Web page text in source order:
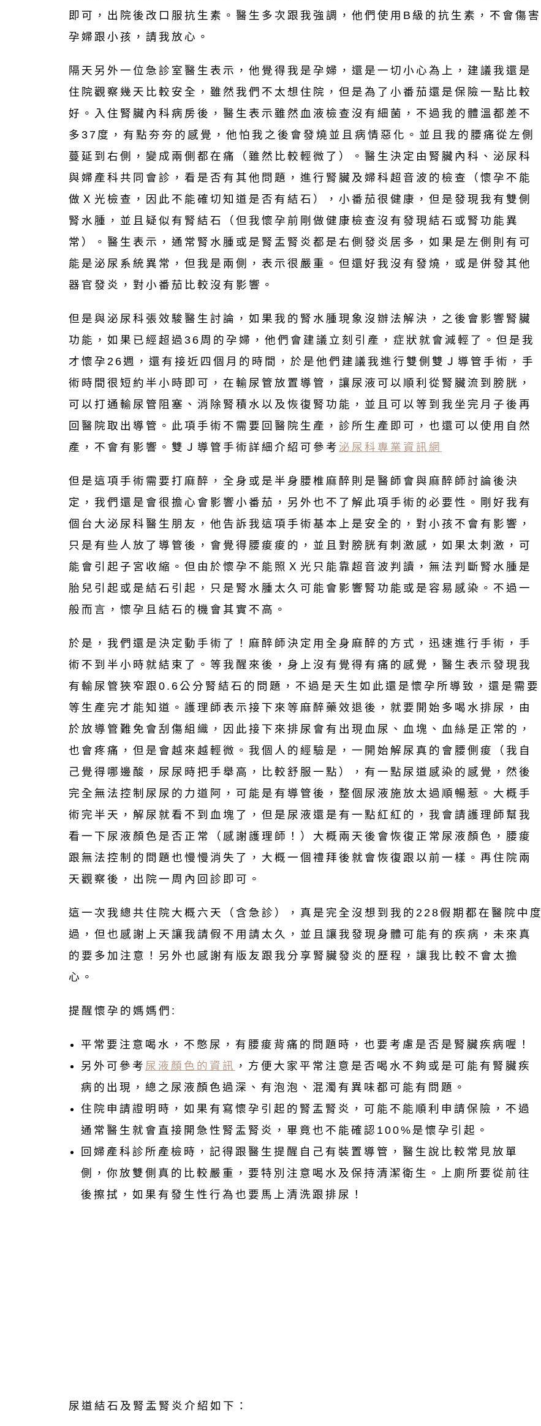
即可，出院後改口服抗生素。醫生多次跟我強調，他們使用B級的抗生素，不會傷害
孕婦跟小孩，請我放心。
隔天另外一位急診室醫生表示，他覺得我是孕婦，還是一切小心為上，建議我還是
住院觀察幾天比較安全，雖然我們不太想住院，但是為了小番茄還是保險一點比較
好。入住腎臟內科病房後，醫生表示雖然血液檢查沒有細菌，不過我的體溫都差不
多37度，有點夯夯的感覺，他怕我之後會發燒並且病情惡化。並且我的腰痛從左側
蔓延到右側，變成兩側都在痛（雖然比較輕微了）。醫生決定由腎臟內科、泌尿科
與婦產科共同會診，看是否有其他問題，進行腎臟及婦科超音波的檢查（懷孕不能
做Ｘ光檢查，因此不能確切知道是否有結石），小番茄很健康，但是發現我有雙側
腎水腫，並且疑似有腎結石（但我懷孕前剛做健康檢查沒有發現結石或腎功能異
常）。醫生表示，通常腎水腫或是腎盂腎炎都是右側發炎居多，如果是左側則有可
能是泌尿系統異常，但我是兩側，表示很嚴重。但還好我沒有發燒，或是併發其他
器官發炎，對小番茄比較沒有影響。
但是與泌尿科張效駿醫生討論，如果我的腎水腫現象沒辦法解決，之後會影響腎臟
功能，如果已經超過36周的孕婦，他們會建議立刻引產，症狀就會減輕了。但是我
才懷孕26週，還有接近四個月的時間，於是他們建議我進行雙側雙Ｊ導管手術，手
術時間很短約半小時即可，在輸尿管放置導管，讓尿液可以順利從腎臟流到膀胱，
可以打通輸尿管阻塞、消除腎積水以及恢復腎功能，並且可以等到我坐完月子後再
回醫院取出導管。此項手術不需要回醫院生產，診所生產即可，也還可以使用自然
產，不會有影響。雙Ｊ導管手術詳細介紹可參考 泌尿科專業資訊網
但是這項手術需要打麻醉，全身或是半身腰椎麻醉則是醫師會與麻醉師討論後決
定，我們還是會很擔心會影響小番茄，另外也不了解此項手術的必要性。剛好我有
個台大泌尿科醫生朋友，他告訴我這項手術基本上是安全的，對小孩不會有影響，
只是有些人放了導管後，會覺得腰痠痠的，並且對膀胱有刺激感，如果太刺激，可
能會引起子宮收縮。但由於懷孕不能照Ｘ光只能靠超音波判讀，無法判斷腎水腫是
胎兒引起或是結石引起，只是腎水腫太久可能會影響腎功能或是容易感染。不過一
般而言，懷孕且結石的機會其實不高。
於是，我們還是決定動手術了！麻醉師決定用全身麻醉的方式，迅速進行手術，手
術不到半小時就結束了。等我醒來後，身上沒有覺得有痛的感覺，醫生表示發現我
有輸尿管狹窄跟0.6公分腎結石的問題，不過是天生如此還是懷孕所導致，還是需要
等生產完才能知道。護理師表示接下來等麻醉藥效退後，就要開始多喝水排尿，由
於放導管難免會刮傷組織，因此接下來排尿會有出現血尿、血塊、血絲是正常的，
也會疼痛，但是會越來越輕微。我個人的經驗是，一開始解尿真的會腰側痠（我自
己覺得哪邊酸，尿尿時把手舉高，比較舒服一點），有一點尿道感染的感覺，然後
完全無法控制尿尿的力道阿，可能是有導管後，整個尿液施放太過順暢惹。大概手
術完半天，解尿就看不到血塊了，但是尿液還是有一點紅紅的，我會請護理師幫我
看一下尿液顏色是否正常（感謝護理師！）大概兩天後會恢復正常尿液顏色，腰痠
跟無法控制的問題也慢慢消失了，大概一個禮拜後就會恢復跟以前一樣。再住院兩
天觀察後，出院一周內回診即可。
這一次我總共住院大概六天（含急診），真是完全沒想到我的228假期都在醫院中度
過，但也感謝上天讓我請假不用請太久，並且讓我發現身體可能有的疾病，未來真
的要多加注意！另外也感謝有版友跟我分享腎臟發炎的歷程，讓我比較不會太擔
心。
提醒懷孕的媽媽們:
平常要注意喝水，不憋尿，有腰痠背痛的問題時，也要考慮是否是腎臟疾病喔！
另外可參考 尿液顏色的資訊 ，方便大家平常注意是否喝水不夠或是可能有腎臟疾
病的出現，總之尿液顏色過深、有泡泡、混濁有異味都可能有問題。
住院申請證明時，如果有寫懷孕引起的腎盂腎炎，可能不能順利申請保險，不過
通常醫生就會直接開急性腎盂腎炎，畢竟也不能確認100%是懷孕引起。
回婦產科診所產檢時，記得跟醫生提醒自己有裝置導管，醫生說比較常見放單
側，你放雙側真的比較嚴重，要特別注意喝水及保持清潔衛生。上廁所要從前往
後擦拭，如果有發生性行為也要馬上清洗跟排尿！
尿道結石及腎盂腎炎介紹如下：